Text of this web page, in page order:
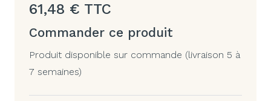
61,48 € TTC
Commander ce produit
Produit disponible sur commande (livraison 5 à
7 semaines)